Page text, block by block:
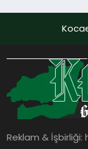
Reklam & İşbirliği: